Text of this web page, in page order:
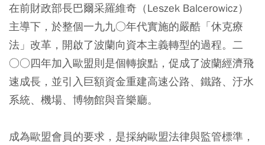
在前財政部長巴爾采羅維奇（Leszek Balcerowicz）
主導下，於整個一九九○年代實施的嚴酷「休克療
法」改革，開啟了波蘭向資本主義轉型的過程。二
○○四年加入歐盟則是個轉捩點，促成了波蘭經濟飛
速成長，並引入巨額資金重建高速公路、鐵路、汙水
系統、機場、博物館與音樂廳。
成為歐盟會員的要求，是採納歐盟法律與監管標準，